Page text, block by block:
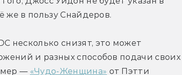
же в пользу Снайдеров.
несколько снизят, это может
и разных способов подачи своих
— «Чудо-Женщина» от Пэтти